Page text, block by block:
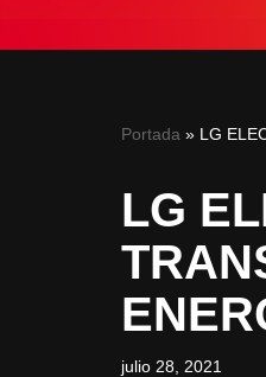
Portada » LG
LG
julio 28, 2021